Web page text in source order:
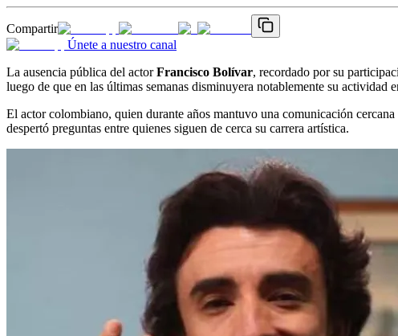
Compartir
Únete a nuestro canal
La ausencia pública del actorFrancisco Bolívar, recordado por su
luego de que en las últimas semanas disminuyera notablemente su actividad
El actor colombiano, quien durante años mantuvo una comunicación
despertó preguntas entre quienes siguen de cerca su carrera artística.